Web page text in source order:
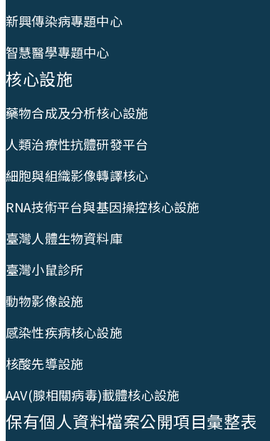
新興傳染病專題中心
智慧醫學專題中心
核心設施
藥物合成及分析核心設施
人類治療性抗體研發平台
細胞與組織影像轉譯核心
RNA技術平台與基因操控核心設施
臺灣人體生物資料庫
臺灣小鼠診所
動物影像設施
感染性疾病核心設施
核酸先導設施
AAV(腺相關病毒)載體核心設施
保有個人資料檔案公開項目彙整表